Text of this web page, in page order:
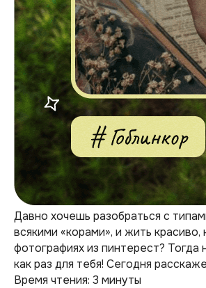
Давно хочешь разобраться с
всякими «корами», и жить красиво,
фотографиях из пинтерест? Тогда
как раз для тебя! Сегодня
Время чтения: 3 минуты